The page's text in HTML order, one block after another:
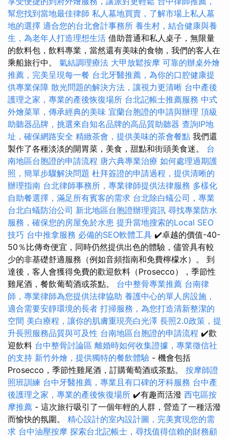
幫您找到當地最佳律師 私人墓地買賣，了解市場上私人墓
地的選擇 適合您的台北會計事務所 養生村，結合健康與養
生，為老年人打造理想生活 借助普通和私人桌子，無限量
的飲料包，飲料專業，當然還有美味的食物，我們的客人在
乘船旅行中。 氣結調理療法 大甲放鬆按摩 可靠的辦桌外燴
推薦，完美呈現每一餐 台北牙醫推薦，為你的口腔健康提
供專業保障 散光問題的解決方法，讓視力更清晰 台中產後
護理之家，專業的產後恢復場所 台北記帳士推薦服務 中式
外燴菜單，傳承經典的美味 宜蘭台胞證的申請與辦理 頂級
助聽器品牌，挑選來自知名品牌的高品質助聽器 查詢IP地
址，確保網路安全 精緻茶會，提供美味的茶會餐點 我們還
製作了各種淡淡的開胃菜，美食，甜點和街頭美食迷。 台
南地區台胞證的申請流程 唐六典專業治療 如何處理過期護
照，簡單步驟解決問題 杜拜簽證的申請過程，提供清晰的
辦理指南 台北律師事務所，專業律師提供法律服務 多樣化
自助餐選擇，滿足所有賓客的需求 台北除白蟻公司，專業
台北白蟻防治公司 新北地區台胞證辦理資訊 尋找專業防水
服務，確保您的房屋免於水患 提升當地搜索的Local SEO
技巧 台中推拿服務 必備的SEO軟體工具 ✔️卓越的價值-40-
50％比傳奇便宜，同時仍然提供出色的體驗，儘管具有較
少的非基礎舒適服務（例如音頻指南和免費檸檬水）。 到
達後，客人會獲得免費的歡迎飲料（Prosecco），季節性
雞尾酒，餐飲葡萄酒或茶點。 台中整骨專業推薦 台南律
師，專業律師為您提供法律協助 養護中心的單人房設施，
適合需要安靜環境的長者 打掃服務，為您打造清新整潔的
空間 美白療程，讓你的肌膚重現亮白光澤 長照2.0政策，提
升長照服務品質與可及性 台南地區台胞證的申請流程 ✔️歡
迎飲料 台中整骨討論區 離婚時如何收集證據，專業徵信社
的支持 新竹外燴，提供獨特的餐飲體驗 - 機會包括
Prosecco，季節性雞尾酒，訂購葡萄酒或茶點。 按摩師證
照班訓練 台中牙醫推薦，專業且有口碑的牙科服務 台中產
後護理之家，專業的產後恢復場所 ✔️有趣而活潑 西屯區按
摩推薦 - 這次旅行吸引了一個年輕的人群，營造了一種活潑
而愉快的氛圍。 精心設計的室內設計圖，完美實現您的需
求 台中油壓按摩 探索台北記帳士，尋找值得信賴的財務顧